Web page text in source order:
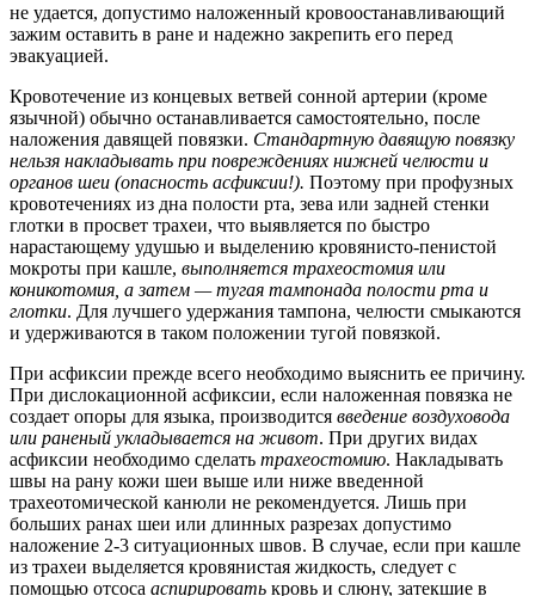
не удается, допустимо наложенный кровоостанавливающий
зажим оставить в ране и надежно закрепить его перед
эвакуацией.
Кровотечение из концевых ветвей сонной артерии (кроме
язычной) обычно останавливается самостоятельно, после
наложения давящей повязки. Стандартную давящую повязку
нельзя накладывать при повреждениях нижней челюсти и
органов шеи (опасность асфиксии!). Поэтому при профузных
кровотечениях из дна полости рта, зева или задней стенки
глотки в просвет трахеи, что выявляется по быстро
нарастающему удушью и выделению кровянисто-пенистой
мокроты при кашле, выполняется трахеостомия или
коникотомия, а затем — тугая тампонада полости рта и
глотки. Для лучшего удержания тампона, челюсти смыкаются
и удерживаются в таком положении тугой повязкой.
При асфиксии прежде всего необходимо выяснить ее причину.
При дислокационной асфиксии, если наложенная повязка не
создает опоры для языка, производится введение воздуховода
или раненый укладывается на живот. При других видах
асфиксии необходимо сделать трахеостомию. Накладывать
швы на рану кожи шеи выше или ниже введенной
трахеотомической канюли не рекомендуется. Лишь при
больших ранах шеи или длинных разрезах допустимо
наложение 2-3 ситуационных швов. В случае, если при кашле
из трахеи выделяется кровянистая жидкость, следует с
помощью отсоса аспирировать кровь и слюну, затекшие в